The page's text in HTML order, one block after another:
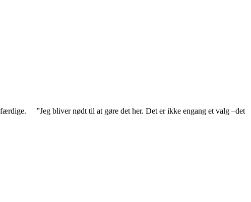
”Jeg bliver nødt til at gøre det her. Det er ikke engang et valg –det